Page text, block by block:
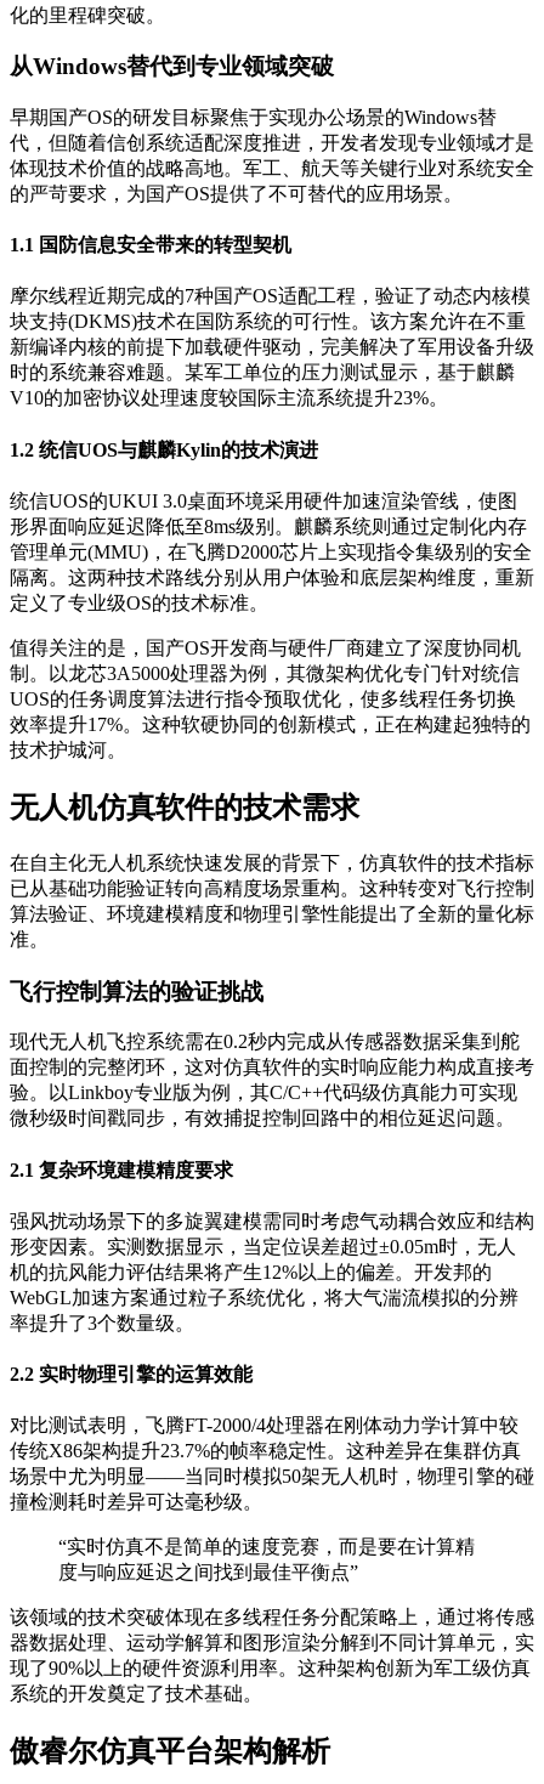
化的里程碑突破。
从Windows替代到专业领域突破
早期国产OS的研发目标聚焦于实现办公场景的Windows替
代，但随着信创系统适配深度推进，开发者发现专业领域才是
体现技术价值的战略高地。军工、航天等关键行业对系统安全
的严苛要求，为国产OS提供了不可替代的应用场景。
1.1 国防信息安全带来的转型契机
摩尔线程近期完成的7种国产OS适配工程，验证了动态内核模
块支持(DKMS)技术在国防系统的可行性。该方案允许在不重
新编译内核的前提下加载硬件驱动，完美解决了军用设备升级
时的系统兼容难题。某军工单位的压力测试显示，基于麒麟
V10的加密协议处理速度较国际主流系统提升23%。
1.2 统信UOS与麒麟Kylin的技术演进
统信UOS的UKUI 3.0桌面环境采用硬件加速渲染管线，使图
形界面响应延迟降低至8ms级别。麒麟系统则通过定制化内存
管理单元(MMU)，在飞腾D2000芯片上实现指令集级别的安全
隔离。这两种技术路线分别从用户体验和底层架构维度，重新
定义了专业级OS的技术标准。
值得关注的是，国产OS开发商与硬件厂商建立了深度协同机
制。以龙芯3A5000处理器为例，其微架构优化专门针对统信
UOS的任务调度算法进行指令预取优化，使多线程任务切换
效率提升17%。这种软硬协同的创新模式，正在构建起独特的
技术护城河。
无人机仿真软件的技术需求
在自主化无人机系统快速发展的背景下，仿真软件的技术指标
已从基础功能验证转向高精度场景重构。这种转变对飞行控制
算法验证、环境建模精度和物理引擎性能提出了全新的量化标
准。
飞行控制算法的验证挑战
现代无人机飞控系统需在0.2秒内完成从传感器数据采集到舵
面控制的完整闭环，这对仿真软件的实时响应能力构成直接考
验。以Linkboy专业版为例，其C/C++代码级仿真能力可实现
微秒级时间戳同步，有效捕捉控制回路中的相位延迟问题。
2.1 复杂环境建模精度要求
强风扰动场景下的多旋翼建模需同时考虑气动耦合效应和结构
形变因素。实测数据显示，当定位误差超过±0.05m时，无人
机的抗风能力评估结果将产生12%以上的偏差。开发邦的
WebGL加速方案通过粒子系统优化，将大气湍流模拟的分辨
率提升了3个数量级。
2.2 实时物理引擎的运算效能
对比测试表明，飞腾FT-2000/4处理器在刚体动力学计算中较
传统X86架构提升23.7%的帧率稳定性。这种差异在集群仿真
场景中尤为明显——当同时模拟50架无人机时，物理引擎的碰
撞检测耗时差异可达毫秒级。
“实时仿真不是简单的速度竞赛，而是要在计算精
度与响应延迟之间找到最佳平衡点”
该领域的技术突破体现在多线程任务分配策略上，通过将传感
器数据处理、运动学解算和图形渲染分解到不同计算单元，实
现了90%以上的硬件资源利用率。这种架构创新为军工级仿真
系统的开发奠定了技术基础。
傲睿尔仿真平台架构解析